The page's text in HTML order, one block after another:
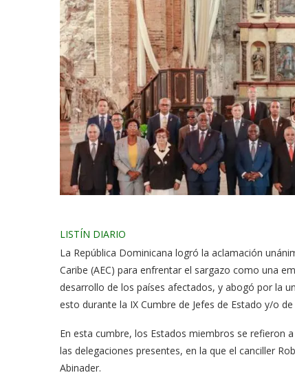
Facebook
Twitter
Whatsapp
Comentarios
LISTÍN DIARIO
La República Dominicana logró la aclamación
Caribe (AEC) para enfrentar el sargazo como una
desarrollo de los países afectados, y abogó por la
esto durante la IX Cumbre de Jefes de Estado y/o
En esta cumbre, los Estados miembros se refieron
las delegaciones presentes, en la que el canciller
Abinader.